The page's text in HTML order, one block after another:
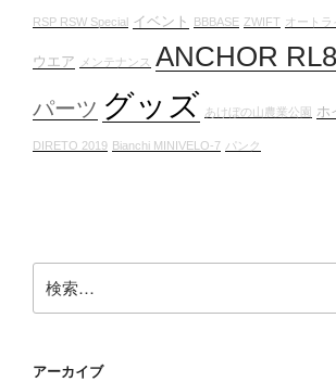
RSP RSW Special イベント BBBASE ZWIFT オートラ
ウエア メンテナンス ANCHOR
パーツ グッズ あけぼの山農業公園 ホ
DIRETO 2019 Bianchi MINIVELO-7 パンク
索:
アーカイブ